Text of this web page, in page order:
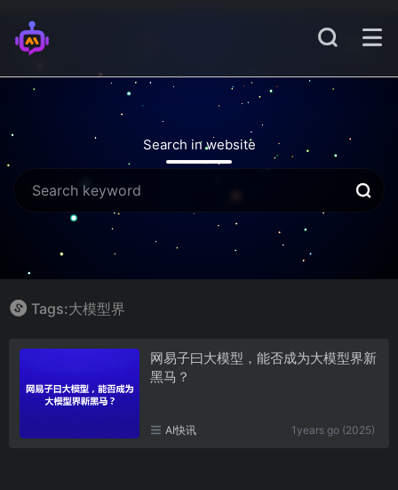
Search in website
Tags:大模型界
网易子曰大模型，能否成为大模型界新
黑马？
AI快讯 1years go (2025)